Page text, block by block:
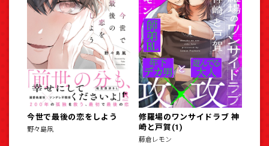
今世で最後の恋をしよう
野々島凧
修羅場のワンサイドラブ 神
崎と戸賀(1)
藤倉レモン